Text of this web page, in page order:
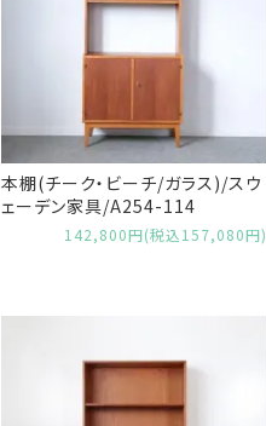
本棚(チーク・ビーチ/ガラス)/スウ
ェーデン家具/A254-114
142,800円(税込157,080円)